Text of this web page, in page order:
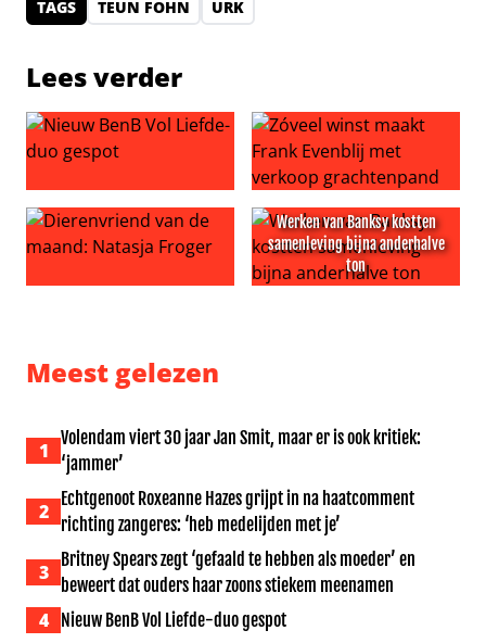
TAGS TEUN FOHN URK
Lees verder
Nieuw BenB Vol Liefde-duo gespotZóveel winst maakt Frank
Werken van Banksy kostten
samenleving bijna anderhalve
ton
Meest gelezen
1
Volendam viert 30 jaar Jan Smit, maar er is ook kritiek:
‘jammer’
2
Echtgenoot Roxeanne Hazes grijpt in na haatcomment
richting zangeres: ‘heb medelijden met je’
3
Britney Spears zegt ‘gefaald te hebben als moeder’ en
beweert dat ouders haar zoons stiekem meenamen
4 Nieuw BenB Vol Liefde-duo gespot